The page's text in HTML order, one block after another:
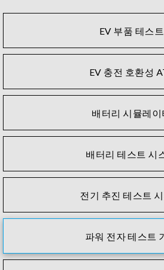
EV 부품 테스트
EV 충전 호환성
배터리 시뮬레이
배터리 테스트 시
전기 추진 테스트
파워 전자 테스트